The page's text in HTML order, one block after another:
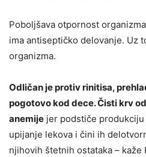
Poboljšava otpornost
ima antiseptičko delovanje. Uz
organizma.
Odličan je protiv rinitisa,
pogotovo kod dece. Čisti krv
anemije jer podstiče
upijanje lekova i čini ih
njihovih štetnih ostataka – kaže